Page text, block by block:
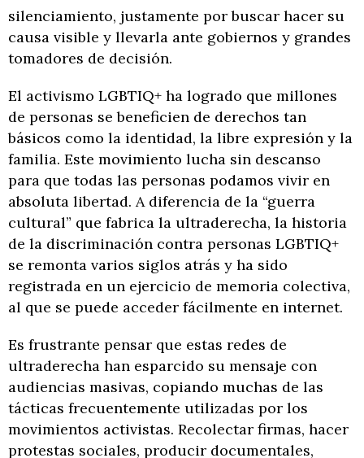
silenciamiento, justamente por buscar hacer su
causa visible y llevarla ante gobiernos y grandes
tomadores de decisión.
El activismo LGBTIQ+ ha logrado que millones
de personas se beneficien de derechos tan
básicos como la identidad, la libre expresión y la
familia. Este movimiento lucha sin descanso
para que todas las personas podamos vivir en
absoluta libertad. A diferencia de la “guerra
cultural” que fabrica la ultraderecha, la historia
de la discriminación contra personas LGBTIQ+
se remonta varios siglos atrás y ha sido
registrada en un ejercicio de memoria colectiva,
al que se puede acceder fácilmente en internet.
Es frustrante pensar que estas redes de
ultraderecha han esparcido su mensaje con
audiencias masivas, copiando muchas de las
tácticas frecuentemente utilizadas por los
movimientos activistas. Recolectar firmas, hacer
protestas sociales, producir documentales,